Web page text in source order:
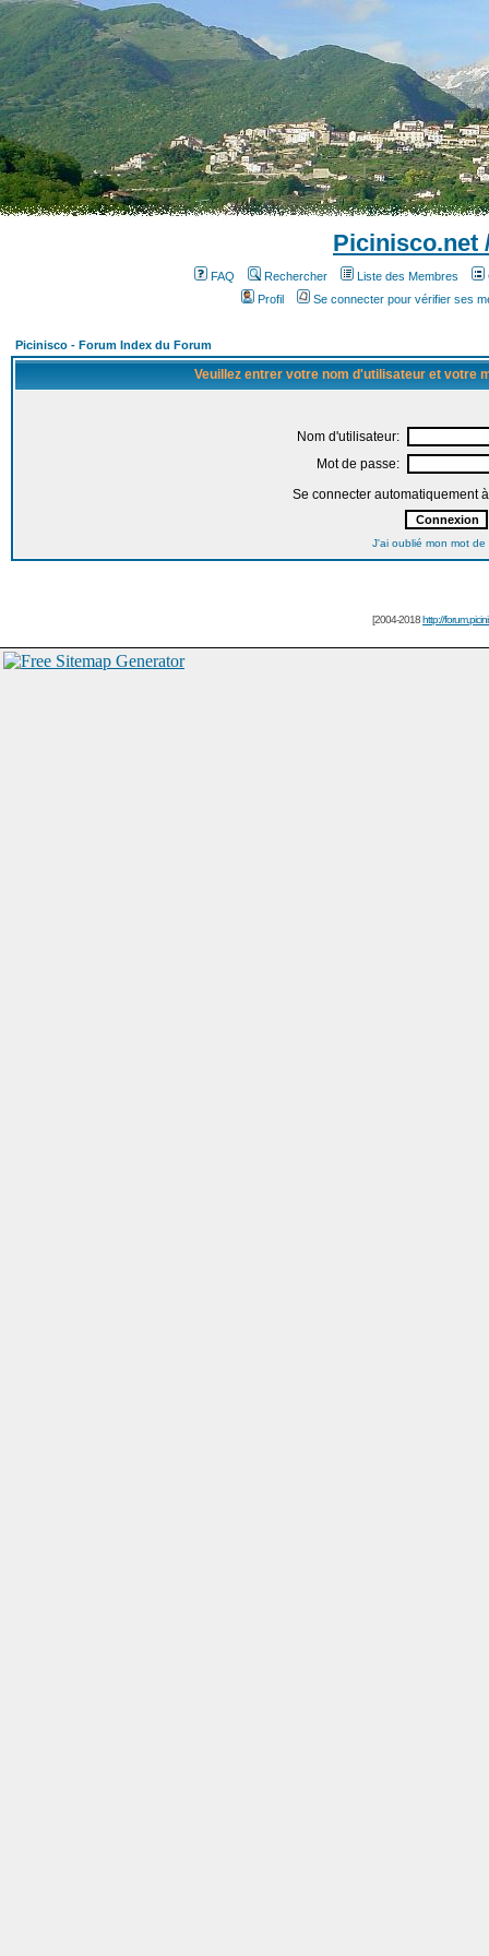
Picinisco.net
FAQ Rechercher Liste des Membres
Profil
Se connecter pour vérifier ses
Picinisco - Forum Index du Forum
Veuillez entrer votre nom d'utilisateur et votre
Nom d'utilisateur:
Mot de passe:
Se connecter automatiquement
J'ai oublié mon mot de
[2004-2018http://